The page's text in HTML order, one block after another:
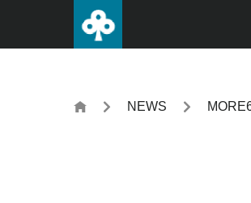
NEWS